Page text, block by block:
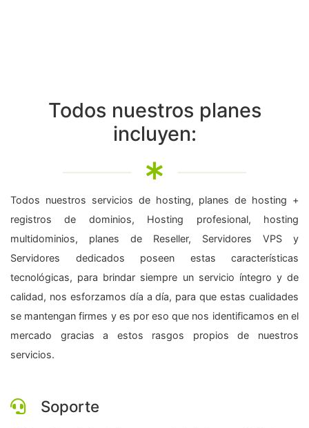
Todos nuestros planes
incluyen:
Todos nuestros servicios de hosting, planes de hosting +
registros de dominios, Hosting profesional, hosting
multidominios, planes de Reseller, Servidores VPS y
Servidores dedicados poseen estas características
tecnológicas, para brindar siempre un servicio íntegro y de
calidad, nos esforzamos día a día, para que estas cualidades
se mantengan firmes y es por eso que nos identificamos en el
mercado gracias a estos rasgos propios de nuestros
servicios.
Soporte